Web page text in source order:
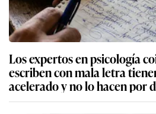
Los expertos en psicología
escriben con mala letra
acelerado y no lo hacen por